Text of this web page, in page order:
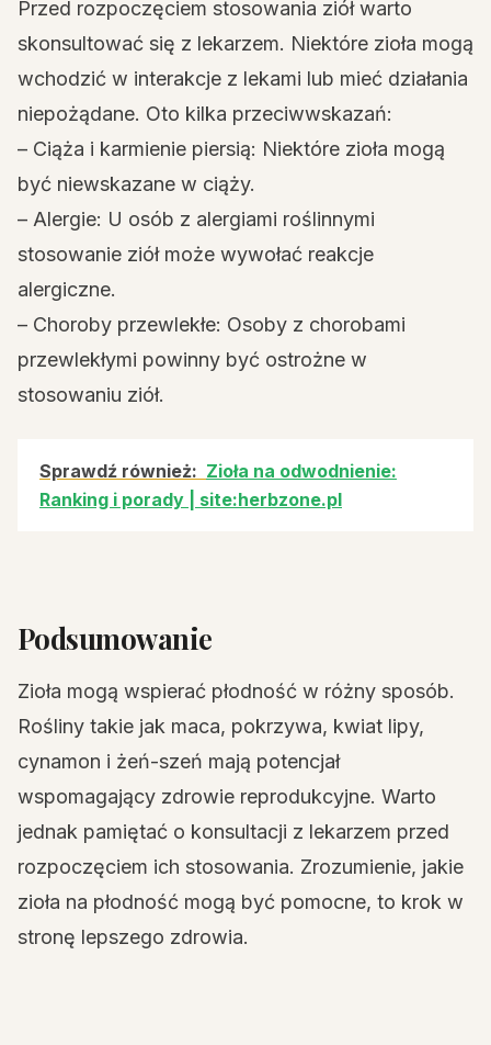
Przed rozpoczęciem stosowania ziół warto
skonsultować się z lekarzem. Niektóre zioła mogą
wchodzić w interakcje z lekami lub mieć działania
niepożądane. Oto kilka przeciwwskazań:
– Ciąża i karmienie piersią: Niektóre zioła mogą
być niewskazane w ciąży.
– Alergie: U osób z alergiami roślinnymi
stosowanie ziół może wywołać reakcje
alergiczne.
– Choroby przewlekłe: Osoby z chorobami
przewlekłymi powinny być ostrożne w
stosowaniu ziół.
Sprawdź również: Zioła na odwodnienie:
Ranking i porady | site:herbzone.pl
Podsumowanie
Zioła mogą wspierać płodność w różny sposób.
Rośliny takie jak maca, pokrzywa, kwiat lipy,
cynamon i żeń-szeń mają potencjał
wspomagający zdrowie reprodukcyjne. Warto
jednak pamiętać o konsultacji z lekarzem przed
rozpoczęciem ich stosowania. Zrozumienie, jakie
zioła na płodność mogą być pomocne, to krok w
stronę lepszego zdrowia.